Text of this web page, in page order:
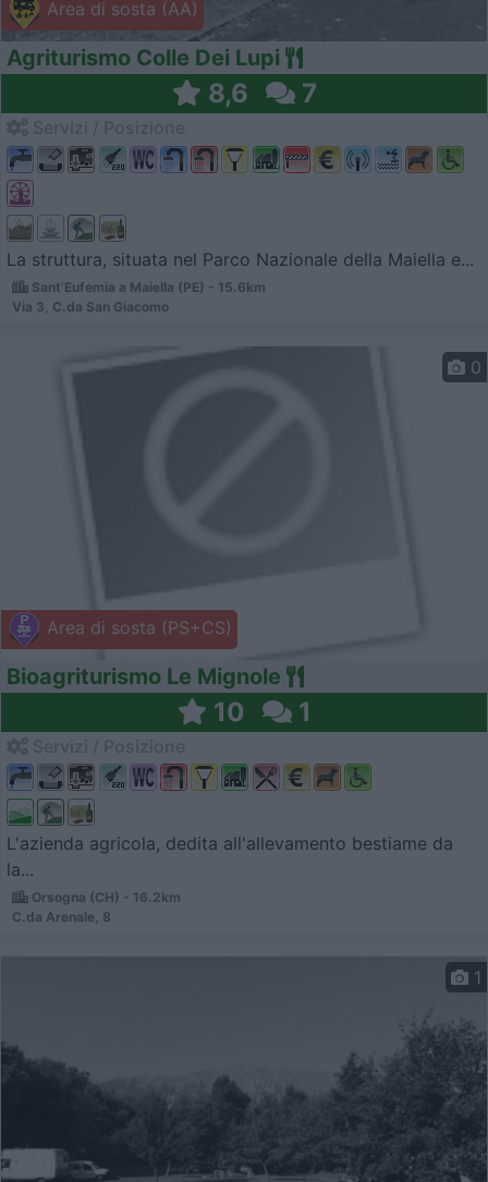
Area di sosta (AA)
Agriturismo Colle Dei Lupi
8,6 7
La struttura, situata nel Parco Nazionale della Maiella e...
Sant'Eufemia a Maiella (PE) - 15.6km
Via 3, C.da San Giacomo
Area di sosta (PS+CS)
0
Bioagriturismo Le Mignole
10 1
L'azienda agricola, dedita all'allevamento bestiame da
la...
Orsogna (CH) - 16.2km
C.da Arenale, 8
1